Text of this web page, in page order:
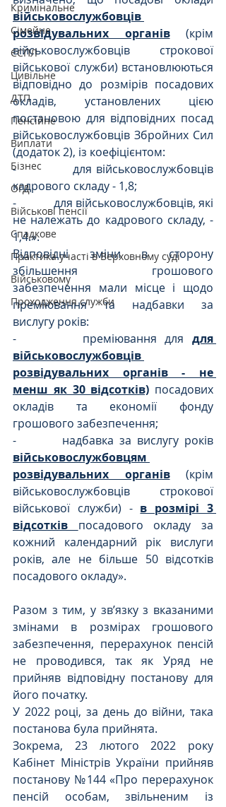
Кримінальне
Сімейне
ЄСПЛ
Цивільне
ДТП
Пенсійне
Виплати
Бізнес
ОГД
Військові пенсії
Спадкове
Практика участі в Верховному суді
Військовому
Проходження служби
військовослужбовців
розвідувальних органів (крім
військовослужбовців строкової
військової служби) встановлюються
відповідно до розмірів посадових
окладів, установлених цією
постановою для відповідних посад
військовослужбовців Збройних Сил
(додаток 2), із коефіцієнтом:
-             для військовослужбовців
кадрового складу - 1,8;
-             для військовослужбовців, які
не належать до кадрового складу, -
1,4.».
Відповідні зміни в сторону
збільшення грошового
забезпечення мали місце і щодо
преміювання та надбавки за
вислугу років:
- преміювання для для
військовослужбовців
розвідувальних органів - не
менш як 30 відсотків) посадових
окладів та економії фонду
грошового забезпечення;
військовослужбовцям
розвідувальних органів (крім
військовослужбовців строкової
військової служби) - в розмірі 3
відсотків посадового окладу за
кожний календарний рік вислуги
років, але не більше 50 відсотків
посадового окладу».
Разом з тим, у зв’язку з вказаними
змінами в розмірах грошового
забезпечення, перерахунок пенсій
не проводився, так як Уряд не
прийняв відповідну постанову для
його початку.
У 2022 році, за день до війни, така
постанова була прийнята.
Зокрема, 23 лютого 2022 року
Кабінет Міністрів України прийняв
постанову №144 «Про перерахунок
пенсій особам, звільненим із